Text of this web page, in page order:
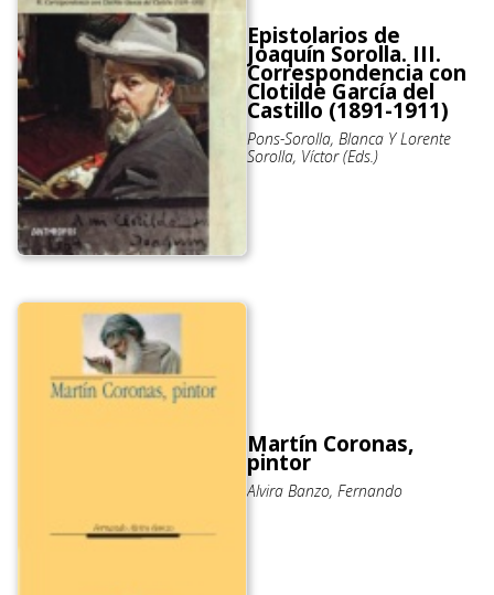
Epistolarios de
Joaquín Sorolla. III.
Correspondencia con
Clotilde García del
Castillo (1891-1911)
Pons-Sorolla, Blanca Y Lorente
Sorolla, Víctor (Eds.)
Martín Coronas,
pintor
Alvira Banzo, Fernando